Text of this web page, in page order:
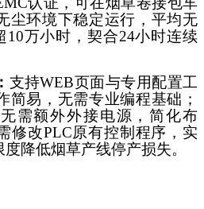
尘环境下稳定运行，平均无
10万小时，契合24小时连续
支持WEB页面与专用配置工
简易，无需专业编程基础；
需额外外接电源，简化布
修改PLC原有控制程序，实
降低烟草产线停产损失。